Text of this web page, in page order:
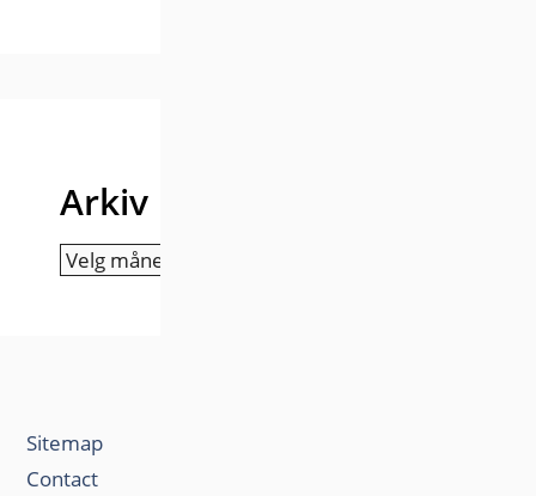
Arkiv
Arkiv
Sitemap
Contact